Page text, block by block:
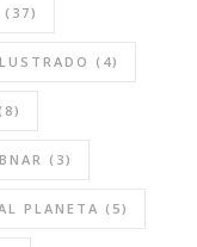
(37)
(4)
(8)
(3)
PLANETA (5)